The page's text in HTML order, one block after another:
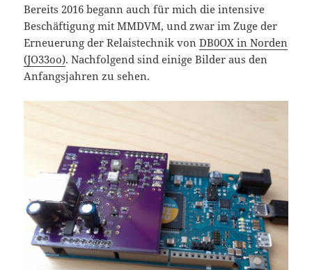
Bereits 2016 begann auch für mich die intensive
Beschäftigung mit MMDVM, und zwar im Zuge der
Erneuerung der Relaistechnik vonDB0OX in Norden
(JO33oo). Nachfolgend sind einige Bilder aus den
Anfangsjahren zu sehen.